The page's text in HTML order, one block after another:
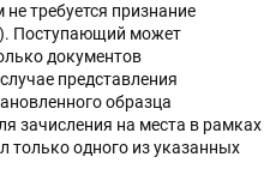
требуется признание
Поступающий может
документов
представления
образца
зачисления на места в рамках
только одного из указанных